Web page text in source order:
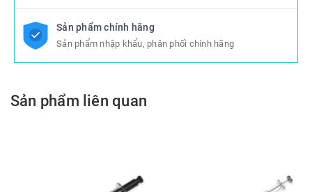
Sản phẩm chính hãng
Sản phẩm nhập khẩu, phân phối chính hãng
Sản phẩm liên quan